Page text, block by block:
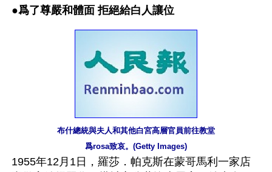
●爲了尊嚴和體面 拒絕給白人讓位
布什總統與夫人和其他白宮高層官員前往教堂
爲rosa致哀。(Getty Images)
1955年12月1日，羅莎．帕克斯在蒙哥馬利一家店